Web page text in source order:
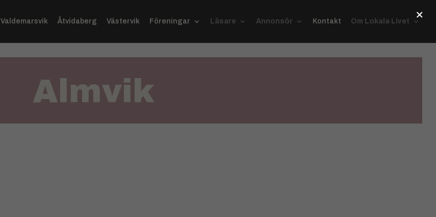
Valdemarsvik Åtvidaberg Västervik Föreningar Läsare Annonsör Kontakt Om Lokala Livet
Almvik
×